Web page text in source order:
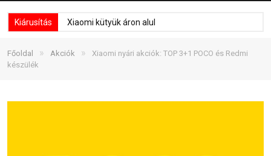
Kiárusítás Xiaomi kütyük áron alul
Főoldal » Akciók »
Xiaomi nyári akciók: TOP 3+1 POCO és Redmi
készülék